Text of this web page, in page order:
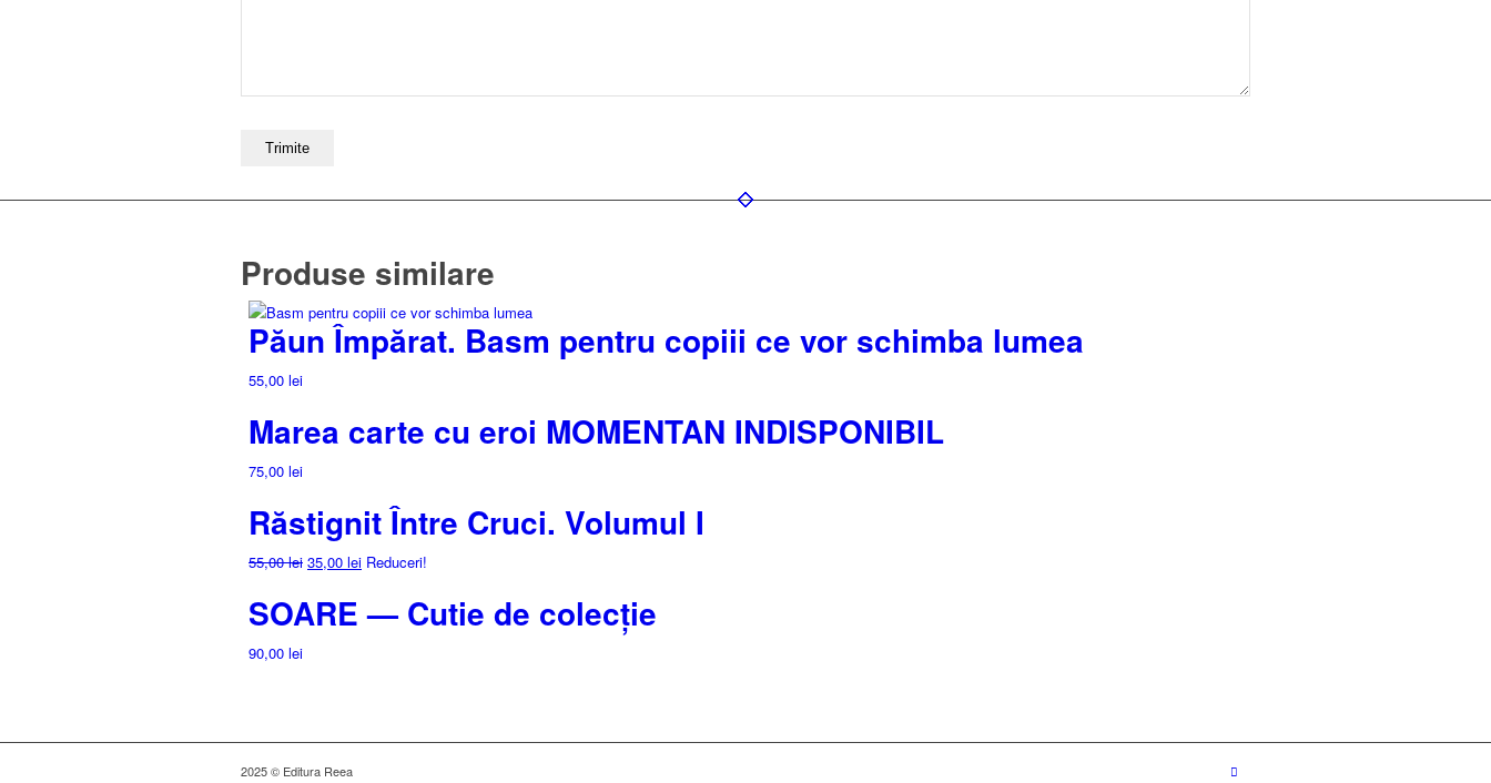
Produse similare
Păun Împărat. Basm pentru copiii ce vor schimba lumea
55,00 lei
Marea carte cu eroi MOMENTAN INDISPONIBIL
75,00 lei
Răstignit Între Cruci. Volumul I
55,00lei Prețul
a
fost:
35,00 leiPrețul
35,00 lei.
Reduceri!
SOARE — Cutie de colecție
90,00 lei
2025 © Editura Reea